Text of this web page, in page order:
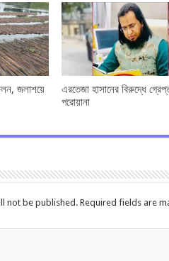
জলাশয়ে
এরতেজা হাসানের বিরুদ্ধে
পরোয়ানা
not be published. Required fields are